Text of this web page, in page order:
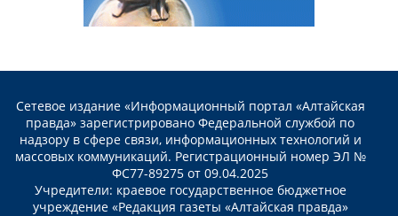
Сетевое издание «Информационный портал «Алтайская
правда» зарегистрировано Федеральной службой по
надзору в сфере связи, информационных технологий и
массовых коммуникаций. Регистрационный номер ЭЛ №
ФС77-89275 от 09.04.2025
Учредители: краевое государственное бюджетное
учреждение «Редакция газеты «Алтайская правда»